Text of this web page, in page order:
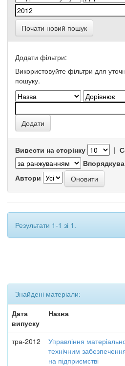
Почати новий пошук
Додати фільтри:
Використовуйте фільтри для
пошуку.
Вивести на сторінку |
Автори
Результати 1-1 зі 1.
Знайдені матеріали:
Дата
випуску
Назва
тра-2012
Управління
технічним
на підприємстві